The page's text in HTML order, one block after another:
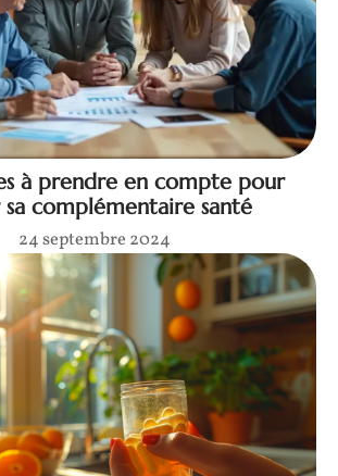
à prendre en compte pour
sa complémentaire santé
24 septembre 2024